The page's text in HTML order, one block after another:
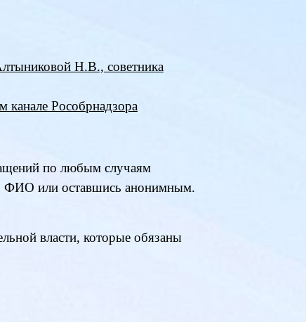
Н.В., советника
канале Рособрнадзора
по любым случаям
ФИО или оставшись анонимным.
власти, которые обязаны